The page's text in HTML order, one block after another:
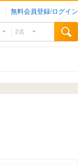
無料会員登録/ログイン